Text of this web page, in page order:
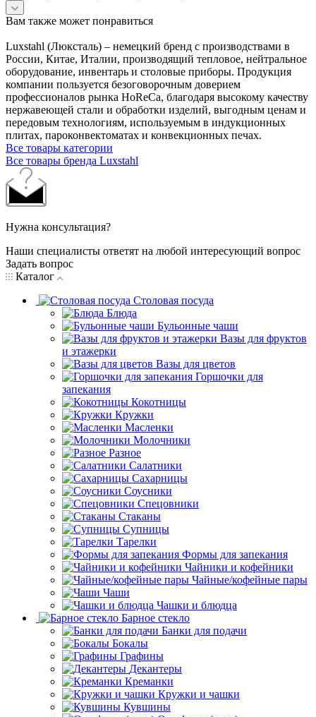
Вам также может понравиться
Luxstahl (Люксталь) – немецкий бренд с производствами в
России, Китае, Италии, производящий тепловое, нейтральное
оборудование, инвентарь и столовые приборы. Продукция
компании пользуется безоговорочным доверием
профессионалов рынка HoReCa, благодаря высокому качеству
нержавеющей стали и обработки изделий, выгодным ценам и
передовым технологиям, используемым в индукционных
плитах, пароконвектоматах и конвекционных печах.
Все товары категории
Все товары бренда Luxstahl
Нужна консультация?
Наши специалисты ответят на любой интересующий вопрос
Задать вопрос
Каталог
Столовая посуда
Блюда
Бульонные чаши
Вазы для фруктов
и этажерки
Вазы для цветов
Горшочки для
запекания
Кокотницы
Кружки
Масленки
Молочники
Разное
Салатники
Сахарницы
Соусники
Спецовники
Стаканы
Супницы
Тарелки
Формы для запекания
Чайники и кофейники
Чайные/кофейные пары
Чаши
Чашки и блюдца
Барное стекло
Банки для подачи
Бокалы
Графины
Декантеры
Креманки
Кружки и чашки
Кувшины